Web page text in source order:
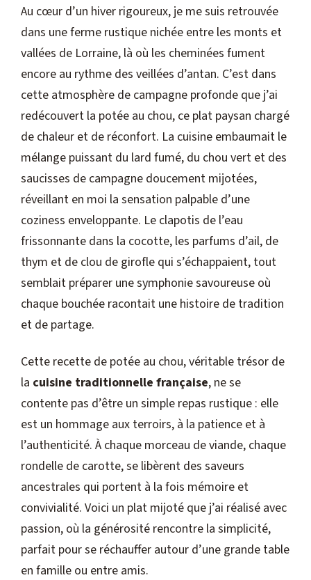
Au cœur d’un hiver rigoureux, je me suis retrouvée
dans une ferme rustique nichée entre les monts et
vallées de Lorraine, là où les cheminées fument
encore au rythme des veillées d’antan. C’est dans
cette atmosphère de campagne profonde que j’ai
redécouvert la potée au chou, ce plat paysan chargé
de chaleur et de réconfort. La cuisine embaumait le
mélange puissant du lard fumé, du chou vert et des
saucisses de campagne doucement mijotées,
réveillant en moi la sensation palpable d’une
coziness enveloppante. Le clapotis de l’eau
frissonnante dans la cocotte, les parfums d’ail, de
thym et de clou de girofle qui s’échappaient, tout
semblait préparer une symphonie savoureuse où
chaque bouchée racontait une histoire de tradition
et de partage.
Cette recette de potée au chou, véritable trésor de
la cuisine traditionnelle française, ne se
contente pas d’être un simple repas rustique : elle
est un hommage aux terroirs, à la patience et à
l’authenticité. À chaque morceau de viande, chaque
rondelle de carotte, se libèrent des saveurs
ancestrales qui portent à la fois mémoire et
convivialité. Voici un plat mijoté que j’ai réalisé avec
passion, où la générosité rencontre la simplicité,
parfait pour se réchauffer autour d’une grande table
en famille ou entre amis.